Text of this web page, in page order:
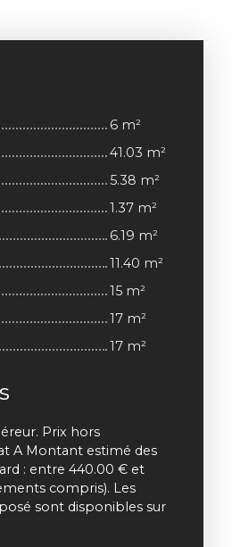
6 m²
41.03 m²
5.38 m²
1.37 m²
6.19 m²
11.40 m²
15 m²
17 m²
17 m²
Prix hors
A Montant estimé des
: entre 440.00 € et
compris). Les
sont disponibles sur